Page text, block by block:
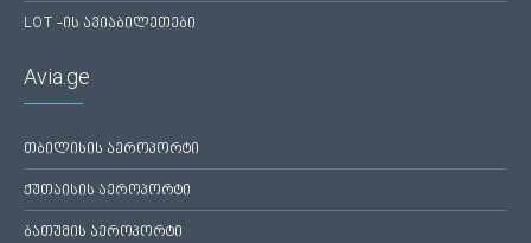
LOT -ის ავიაბილეთები
Avia.ge
თბილისის აეროპორტი
ქუთაისის აეროპორტი
ბათუმის აეროპორტი